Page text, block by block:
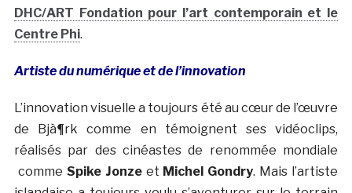
DHC/ART Fondation pour l’art contemporain et le
Centre Phi.
Artiste du numérique et de l’innovation
L’innovation visuelle a toujours été au cœur de l’œuvre
de Bjà¶rk comme en témoignent ses vidéoclips,
réalisés par des cinéastes de renommée mondiale
comme Spike Jonzeet Michel Gondry. Mais l’artiste